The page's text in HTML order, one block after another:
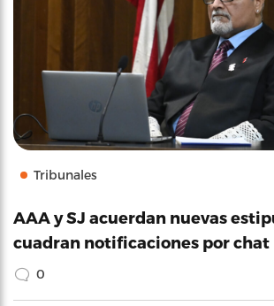
Tribunales
AAA y SJ acuerdan nuevas
cuadran notificaciones por chat
0